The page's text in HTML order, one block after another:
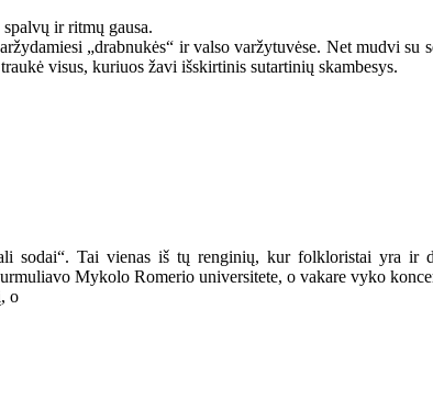
ir ritmų gausa.
„drabnukės“ ir valso varžytuvėse. Net mudvi
visus, kuriuos žavi išskirtinis sutartinių skambesys.
sodai“. Tai vienas iš tų renginių, kur folkloristai yra
Mykolo Romerio universitete, o vakare vyko
o